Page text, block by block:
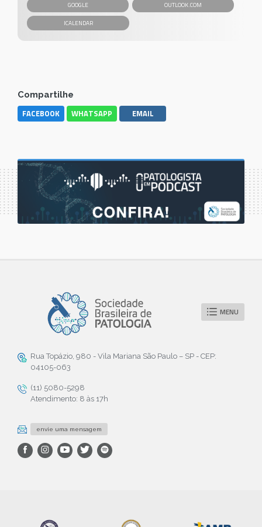
GOOGLE OUTLOOK.COM
Compartilhe
FACEBOOK WHATSAPP EMAIL
MENU
Rua Topázio, 980 - Vila Mariana São Paulo – SP - CEP:
04105-063
(11) 5080-5298
Atendimento: 8 às 17h
envie uma mensagem